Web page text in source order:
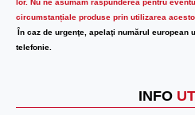
lor. Nu ne asumăm răspunderea pentru
circumstanțiale produse prin utilizarea
În caz de urgenţe, apelaţi numărul european
telefonie.
INFO